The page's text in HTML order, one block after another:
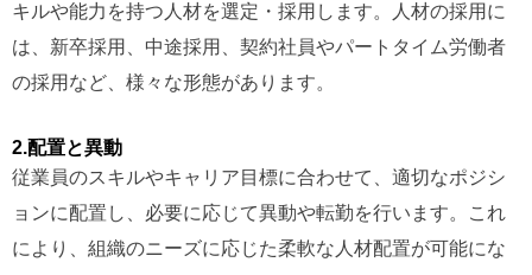
キルや能力を持つ人材を選定・採用します。人材の採用に
は、新卒採用、中途採用、契約社員やパートタイム労働者
の採用など、様々な形態があります。
2.配置と異動
従業員のスキルやキャリア目標に合わせて、適切なポジシ
ョンに配置し、必要に応じて異動や転勤を行います。これ
により、組織のニーズに応じた柔軟な人材配置が可能にな